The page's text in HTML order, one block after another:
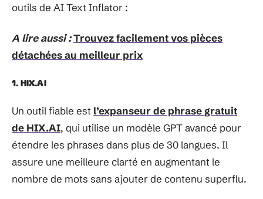
outils de AI Text Inflator :
A lire aussi :Trouvez facilement vos pièces
détachées au meilleur prix
1. HIX.AI
Un outil fiable est l’expanseur de phrase gratuit
de HIX.AI, qui utilise un modèle GPT avancé pour
étendre les phrases dans plus de 30 langues. Il
assure une meilleure clarté en augmentant le
nombre de mots sans ajouter de contenu superflu.